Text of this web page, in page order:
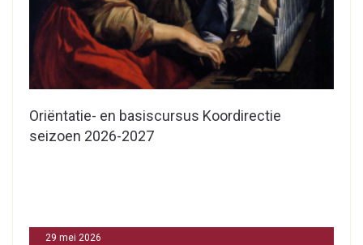
Oriëntatie- en basiscursus Koordirectie
seizoen 2026-2027
29 mei 2026